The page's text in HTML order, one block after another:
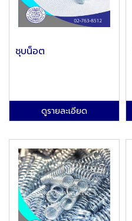
ชุบน็อต
ดูรายละเอียด